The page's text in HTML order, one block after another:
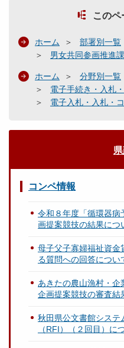
このペ
ホーム 部署別一覧
男女共同参画推進課
ホーム 分野別一覧
電子手続き・入札
電子入札・入札・
コンペ情報
令和８年度「循環器病
画提案競技の結果につ
母子父子寡婦福祉資金
る質問への回答につい
あきたの農山漁村・企
企画提案競技の審査結
秋田県公文書館システ
（RFI）（２回目）に